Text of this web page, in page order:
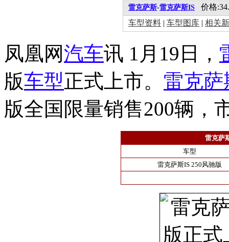
雷克萨斯-雷克萨斯IS 价格
车型资料 | 车型图库 | 相关
凤凰网汽车讯 1月19日，
版车型正式上市。 雷克萨
版全国限量销售200辆，
雷克萨
车型
雷克萨斯IS 250风驰版